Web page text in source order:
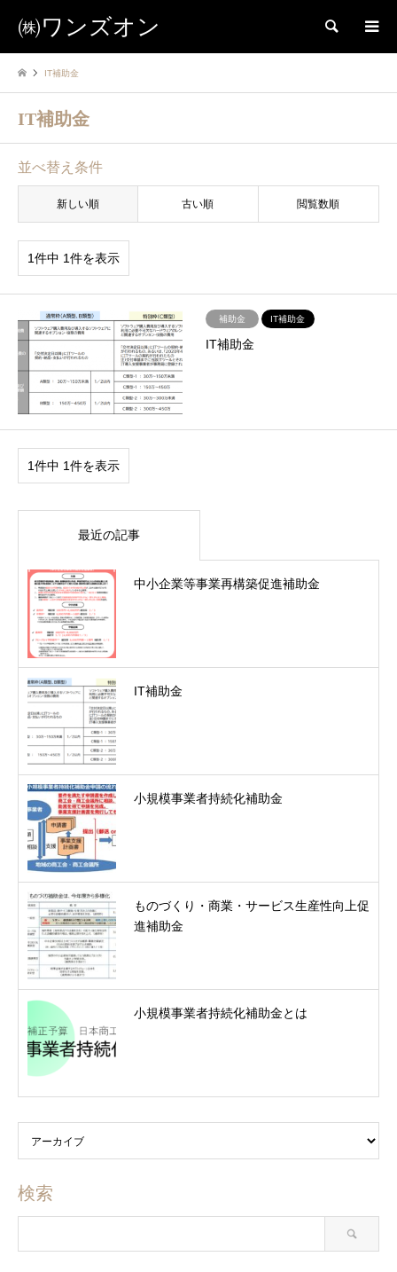
㈱ワンズオン 検索
IT補助金
IT補助金
並べ替え条件
新しい順 古い順 閲覧数順
1件中 1件を表示
補助金 IT補助金
IT補助金
1件中 1件を表示
最近の記事
中小企業等事業再構築促進補助金
IT補助金
小規模事業者持続化補助金
ものづくり・商業・サービス生産性向上促
進補助金
小規模事業者持続化補助金とは
検索